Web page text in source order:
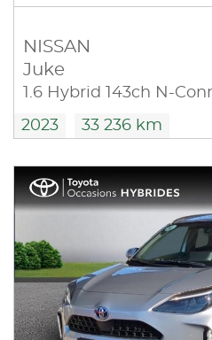
NISSAN
Juke
1.6 Hybrid 143ch N-
2023 33 236 km